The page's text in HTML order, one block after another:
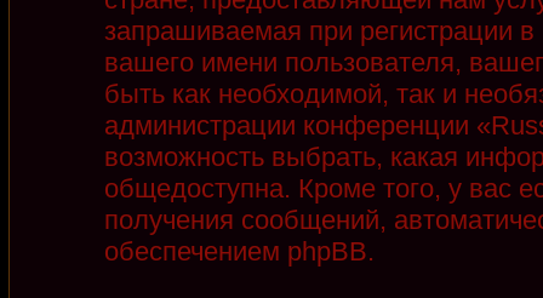
запрашиваемая при регистрации
вашего имени пользователя,
быть как необходимой, так и
администрации конференции
возможность выбрать, какая
общедоступна. Кроме того, у вас
получения сообщений,
обеспечением phpBB.